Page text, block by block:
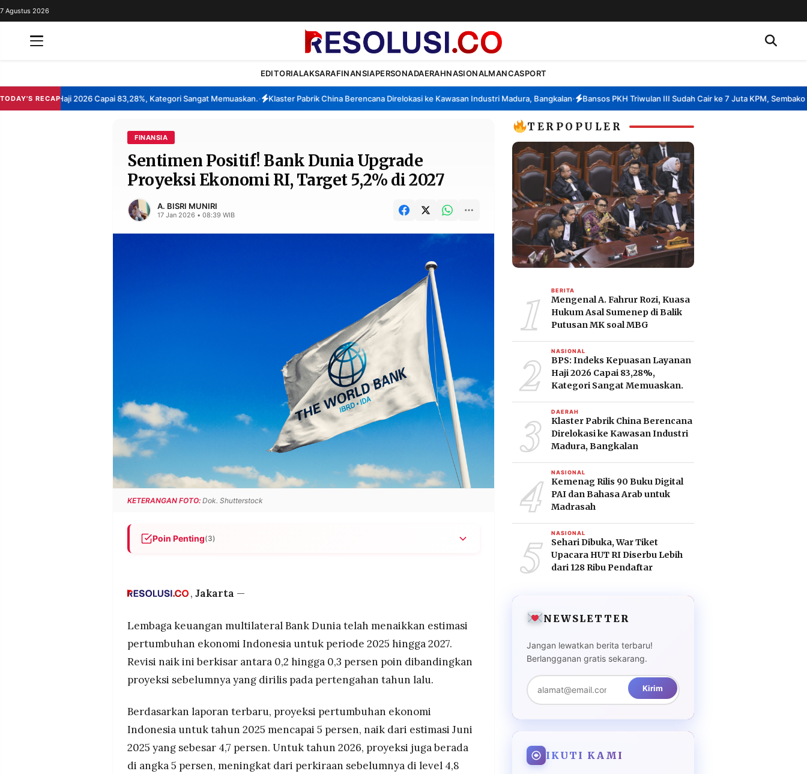
REDAKSI
7 Agustus 2026
EDITORIALAKSARAFINANSIAPERSONADAERAHNASIONALMANCASPORT
TODAY'S RECAPHaji 2026 Capai 83,28%, Kategori Sangat Memuaskan.• Klaster Pabrik China Berencana Direlokasi ke Kawasan Industri Madura, Bangkalan• Bansos PKH Triwulan III Sudah Cair ke 7 Juta KPM, Sembako ke 12
FINANSIA
Sentimen Positif! Bank Dunia Upgrade
Proyeksi Ekonomi RI, Target 5,2% di 2027
A. BISRI MUNIRI
17 Jan 2026 • 08:39 WIB
KETERANGAN FOTO: Dok. Shutterstock
Poin Penting(3)
Realisasi investasi 2025 mencapai Rp1.931,2 triliun atau 101,3% dari target,
dengan penanaman modal dalam negeri tumbuh 27% YoY
, Jakarta —
Lembaga keuangan multilateral Bank Dunia telah menaikkan estimasi
pertumbuhan ekonomi Indonesia untuk periode 2025 hingga 2027.
Revisi naik ini berkisar antara 0,2 hingga 0,3 persen poin dibandingkan
proyeksi sebelumnya yang dirilis pada pertengahan tahun lalu.
Berdasarkan laporan terbaru, proyeksi pertumbuhan ekonomi
Indonesia untuk tahun 2025 mencapai 5 persen, naik dari estimasi Juni
2025 yang sebesar 4,7 persen. Untuk tahun 2026, proyeksi juga berada
di angka 5 persen, meningkat dari perkiraan sebelumnya di level 4,8
TERPOPULER
1 BERITA
Mengenal A. Fahrur Rozi, Kuasa
Hukum Asal Sumenep di Balik
Putusan MK soal MBG
2 NASIONAL
BPS: Indeks Kepuasan Layanan
Haji 2026 Capai 83,28%,
Kategori Sangat Memuaskan.
3 DAERAH
Klaster Pabrik China Berencana
Direlokasi ke Kawasan Industri
Madura, Bangkalan
4 NASIONAL
Kemenag Rilis 90 Buku Digital
PAI dan Bahasa Arab untuk
Madrasah
5 NASIONAL
Sehari Dibuka, War Tiket
Upacara HUT RI Diserbu Lebih
dari 128 Ribu Pendaftar
NEWSLETTER
Jangan lewatkan berita terbaru!
Berlangganan gratis sekarang.
Kirim
IKUTI KAMI